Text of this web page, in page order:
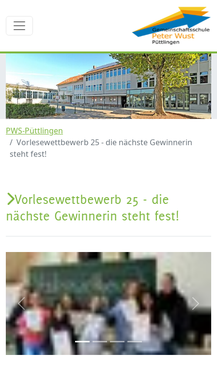
PWS-Püttlingen
Vorlesewettbewerb 25 - die nächste Gewinnerin
steht fest!
Vorlesewettbewerb 25 - die
nächste Gewinnerin steht fest!
zurück